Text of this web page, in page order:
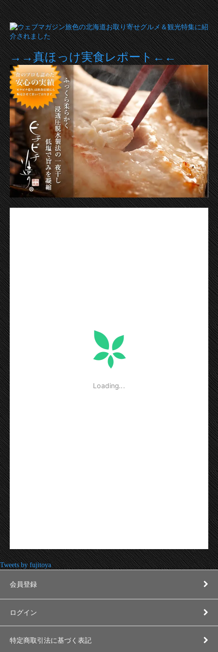
→→真ほっけ実食レポート←←
Tweets by fujitoya
会員登録
ログイン
特定商取引法に基づく表記